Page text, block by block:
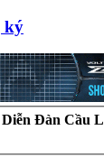
ký
Đàn Cầu